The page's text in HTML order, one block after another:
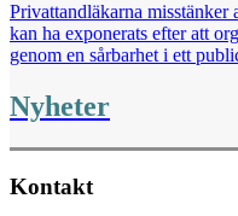
Privattandläkarna misstänker
kan ha exponerats efter att
genom en sårbarhet i ett
Nyheter
Kontakt